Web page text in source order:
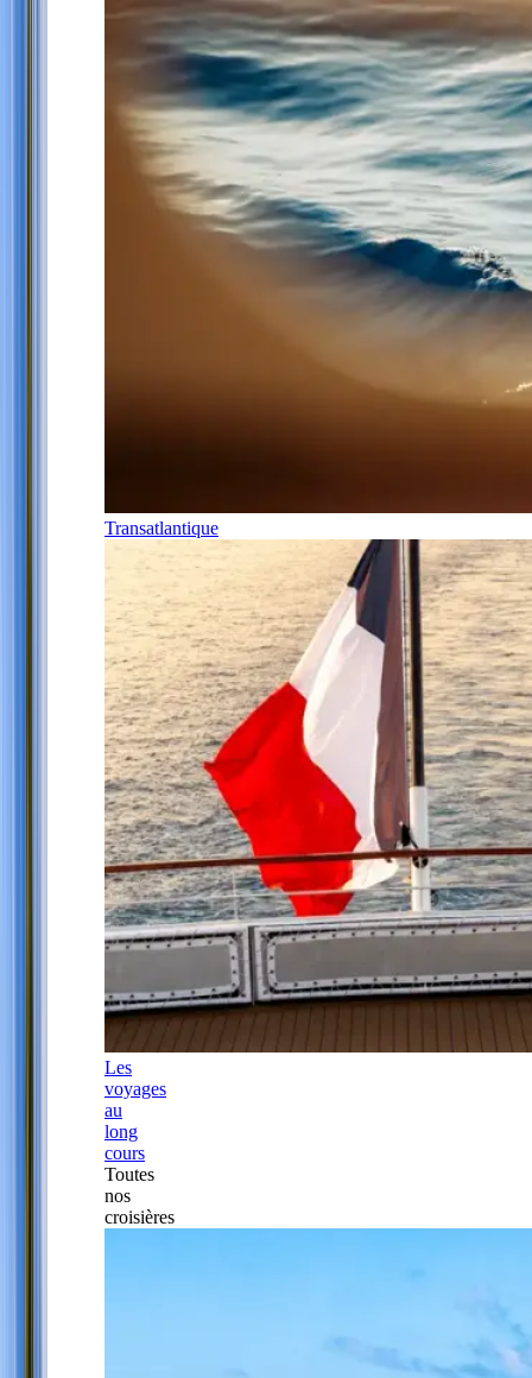
Transatlantique
Les
voyages
au
long
cours
Toutes
nos
croisières